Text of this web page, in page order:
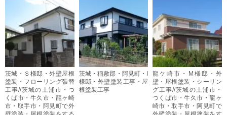
茨城・Ｓ様邸・外壁屋根
塗装・フローリング張替
工事//茨城の土浦市・つ
くば市・牛久市・龍ヶ崎
市・取手市・阿見町で外
茨城・稲敷郡・阿見町・I
様邸・外壁塗装工事・屋
根塗装工事
龍ケ崎市・M様邸・外
壁・屋根塗装・シーリン
グ工事//茨城の土浦市・
つくば市・牛久市・龍ヶ
崎市・取手市・阿見町で